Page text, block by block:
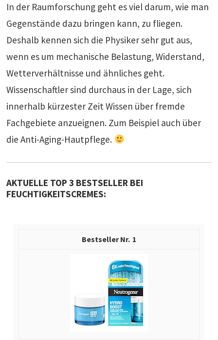
In der Raumforschung geht es viel darum, wie man
Gegenstände dazu bringen kann, zu fliegen.
Deshalb kennen sich die Physiker sehr gut aus,
wenn es um mechanische Belastung, Widerstand,
Wetterverhältnisse und ähnliches geht.
Wissenschaftler sind durchaus in der Lage, sich
innerhalb kürzester Zeit Wissen über fremde
Fachgebiete anzueignen. Zum Beispiel auch über
die Anti-Aging-Hautpflege.
AKTUELLE TOP 3 BESTSELLER BEI
FEUCHTIGKEITSCREMES:
1